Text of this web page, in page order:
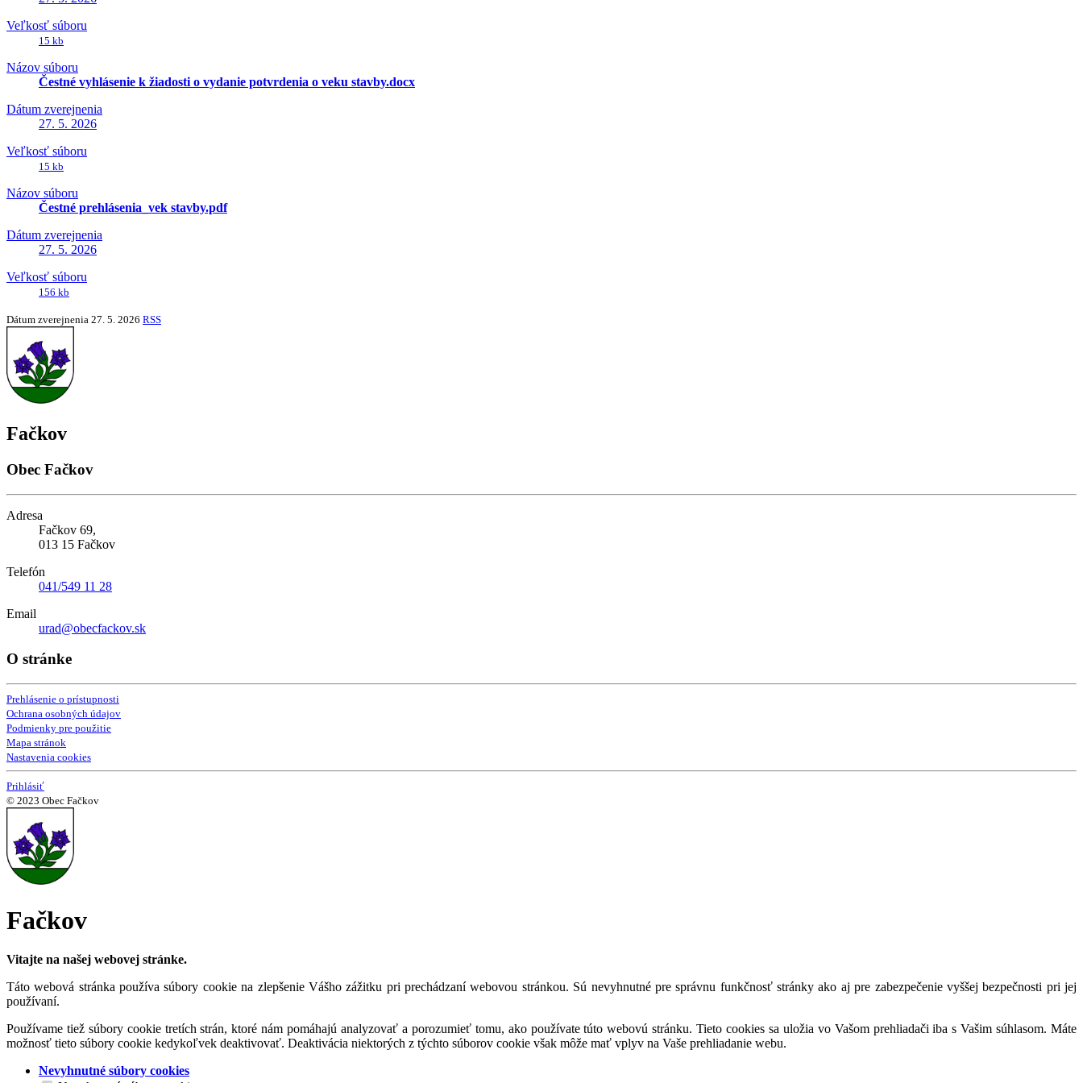
Veľkosť súboru
15 kb
Názov súboru
Čestné vyhlásenie k žiadosti o vydanie potvrdenia o veku stavby.docx
Dátum zverejnenia
27. 5. 2026
Veľkosť súboru
15 kb
Názov súboru
Čestné prehlásenia_vek stavby.pdf
Dátum zverejnenia
27. 5. 2026
Veľkosť súboru
156 kb
Dátum zverejnenia 27. 5. 2026 RSS
Fačkov
Obec Fačkov
Adresa
Fačkov 69,
013 15 Fačkov
Telefón
041/549 11 28
Email
urad@obecfackov.sk
O stránke
Prehlásenie o prístupnosti
Ochrana osobných údajov
Podmienky pre použitie
Mapa stránok
Nastavenia cookies
Prihlásiť
© 2023 Obec Fačkov
Fačkov
Vitajte na našej webovej stránke.
Táto webová stránka používa súbory cookie na zlepšenie Vášho zážitku pri prechádzaní webovou stránkou. Sú nevyhnutné pre správnu funkčnosť stránky ako aj pre zabezpečenie vyššej bezpečnosti pri jej
používaní.
Používame tiež súbory cookie tretích strán, ktoré nám pomáhajú analyzovať a porozumieť tomu, ako používate túto webovú stránku. Tieto cookies sa uložia vo Vašom prehliadači iba s Vašim súhlasom. Máte
možnosť tieto súbory cookie kedykoľvek deaktivovať. Deaktivácia niektorých z týchto súborov cookie však môže mať vplyv na Vaše prehliadanie webu.
Nevyhnutné súbory cookies